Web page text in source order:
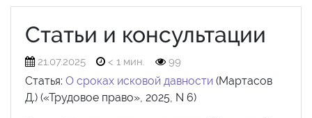
Статьи и консультации
21.07.2025 < 1 мин. 99
Статья: О сроках исковой давности (Мартасов
Д.) («Трудовое право», 2025, N 6)